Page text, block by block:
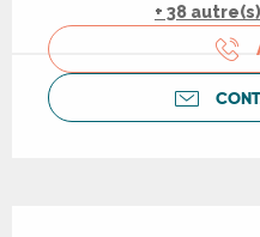
+ 38